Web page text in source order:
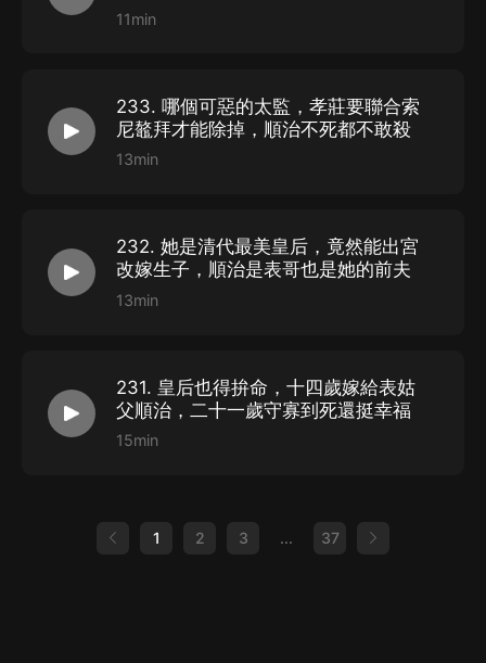
11min
233. 哪個可惡的太監，孝莊要聯合索
尼鼇拜才能除掉，順治不死都不敢殺
13min
232. 她是清代最美皇后，竟然能出宮
改嫁生子，順治是表哥也是她的前夫
13min
231. 皇后也得拚命，十四歲嫁給表姑
父順治，二十一歲守寡到死還挺幸福
15min
1 2 3 ... 37